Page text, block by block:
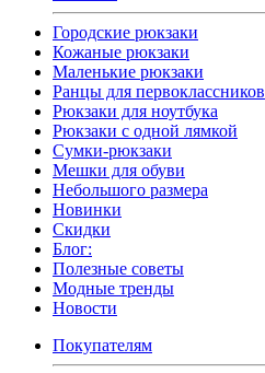
Городские рюкзаки
Кожаные рюкзаки
Маленькие рюкзаки
Ранцы для первоклассников
Рюкзаки для ноутбука
Рюкзаки с одной лямкой
Сумки-рюкзаки
Мешки для обуви
Небольшого размера
Новинки
Скидки
Блог:
Полезные советы
Модные тренды
Новости
Покупателям